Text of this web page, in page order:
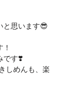
と思います😎
です❣️
しめんも、楽